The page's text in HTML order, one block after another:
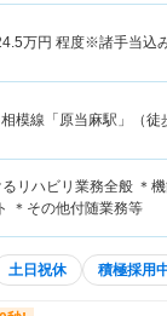
万円 程度※諸手当込
相模線「原当麻駅」（徒
リハビリ業務全般 ＊
＊その他付随業務等
土日祝休 積極採用